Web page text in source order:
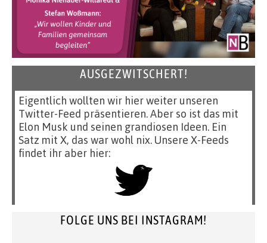
AUSGEZWITSCHERT!
Eigentlich wollten wir hier weiter unseren
Twitter-Feed präsentieren. Aber so ist das mit
Elon Musk und seinen grandiosen Ideen. Ein
Satz mit X, das war wohl nix. Unsere X-Feeds
findet ihr aber hier:
FOLGE UNS BEI INSTAGRAM!